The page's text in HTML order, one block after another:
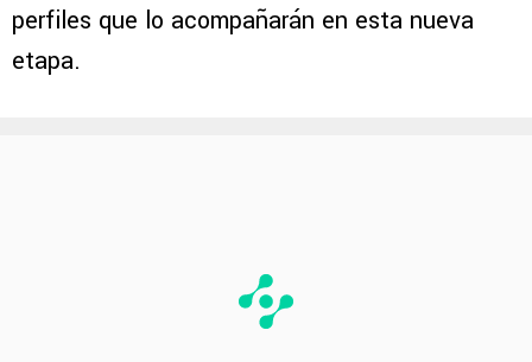
perfiles que lo acompañarán en esta nueva
etapa.